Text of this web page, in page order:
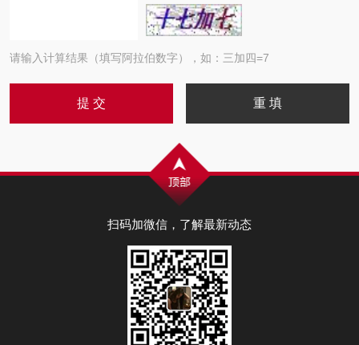
请输入计算结果（填写阿拉伯数字），如：三加四=7
扫码加微信，了解最新动态